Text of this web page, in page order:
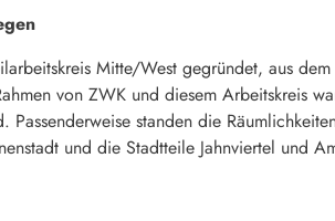
Mitte/West gegründet, aus
von ZWK und diesem Arbeitskreis
Passenderweise standen die
und die Stadtteile Jahnviertel und